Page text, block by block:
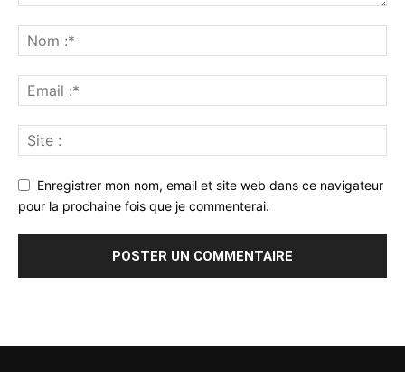
Enregistrer mon nom, email et site web dans ce navigateur
pour la prochaine fois que je commenterai.